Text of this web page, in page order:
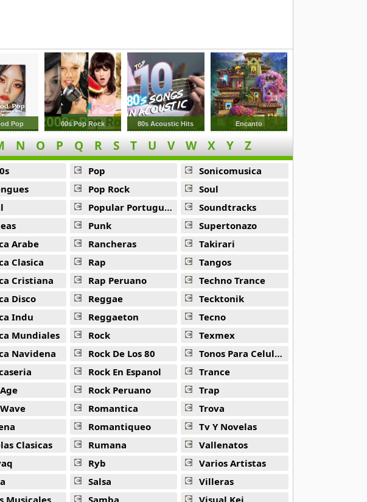
Pop 00s Pop Rock 80s Acoustic Hits Encanto
N O P Q R S T U V W X Y Z
Arabe
Clasica
Cristiana
Disco
Indu
Mundiales
Navidena
Clasicas
Musicales
Pop
Pop Rock
Popular Portuguesa
Punk
Rancheras
Rap
Rap Peruano
Reggae
Reggaeton
Rock
Rock De Los 80
Rock En Espanol
Rock Peruano
Romantica
Romantiqueo
Rumana
Ryb
Salsa
Samba
Sonicomusica
Soul
Soundtracks
Supertonazo
Takirari
Tangos
Techno Trance
Tecktonik
Tecno
Texmex
Tonos Para Celulares
Trance
Trap
Trova
Tv Y Novelas
Vallenatos
Varios Artistas
Villeras
Visual Kei